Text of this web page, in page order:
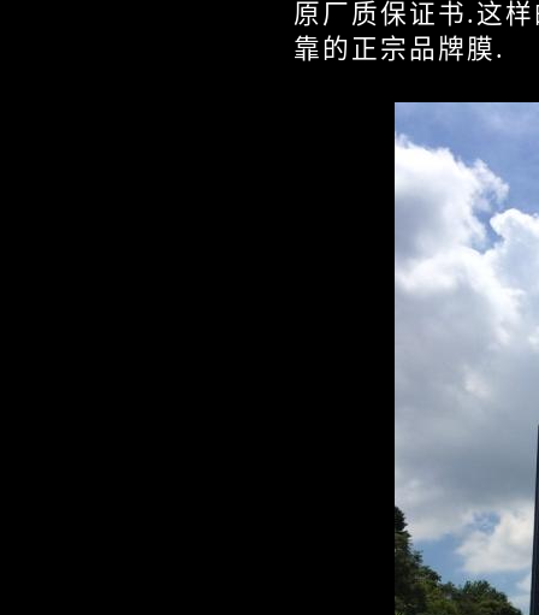
原厂质保证书.这
靠的正宗品牌膜.